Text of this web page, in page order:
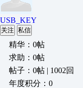
USB_KEY
关注 私信
精华：0帖
求助：0帖
帖子：0帖 | 1002回
年度积分：0